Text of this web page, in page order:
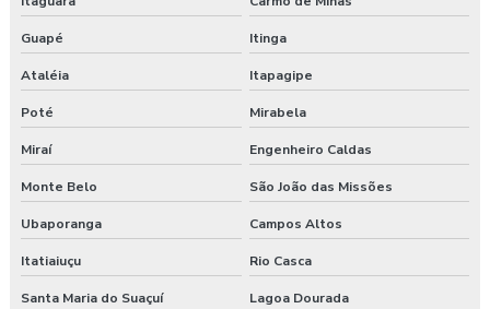
Guapé Itinga
Ataléia Itapagipe
Poté Mirabela
Miraí Engenheiro Caldas
Monte Belo São João das Missões
Ubaporanga Campos Altos
Itatiaiuçu Rio Casca
Santa Maria do Suaçuí Lagoa Dourada